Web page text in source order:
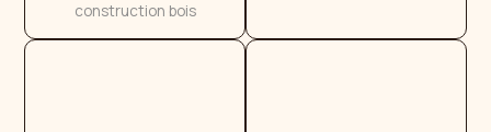
construction bois